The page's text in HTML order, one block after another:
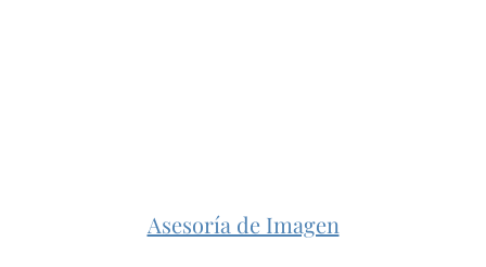
Asesoría de Imagen